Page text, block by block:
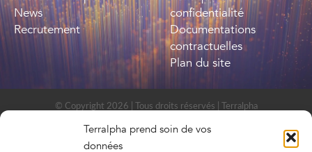
Terralpha prend soin de vos
données
News
Recrutement
confidentialité
Documentations
contractuelles
Plan du site
© Copyright 2026 | Tous droits réservés | Terralpha